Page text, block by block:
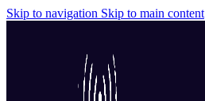
Skip to navigation Skip to main content